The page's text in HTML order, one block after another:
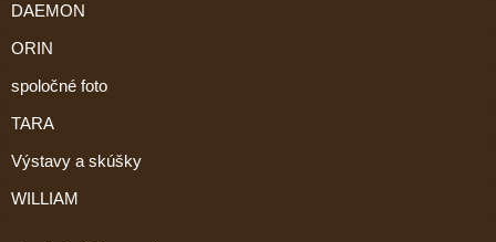
DAEMON
ORIN
spoločné foto
TARA
Výstavy a skúšky
WILLIAM